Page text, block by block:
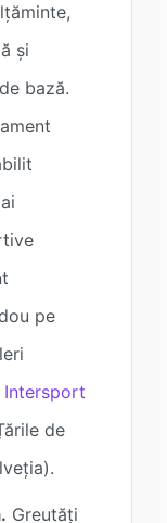
și
bază.
pe
Intersport
de
Greutăți